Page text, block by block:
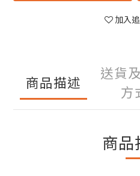
加入
商品描述
送貨
方
商品